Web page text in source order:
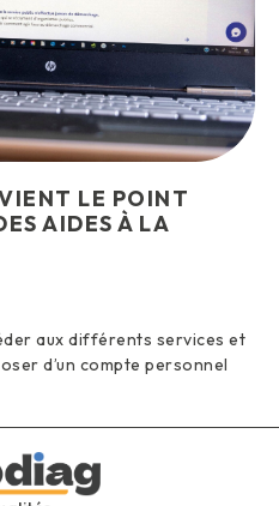
LE POINT
AIDES À LA
aux différents services et
d’un compte personnel